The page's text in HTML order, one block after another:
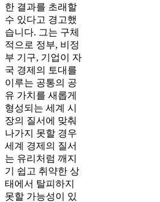
한 결과를 초래할
수 있다고 경고했
습니다. 그는 구체
적으로 정부, 비정
부 기구, 기업이 자
국 경제의 토대를
이루는 공통의 공
유 가치를 새롭게
형성되는 세계 시
장의 질서에 맞춰
나가지 못할 경우
세계 경제의 질서
는 유리처럼 깨지
기 쉽고 취약한 상
태에서 탈피하지
못할 가능성이 있